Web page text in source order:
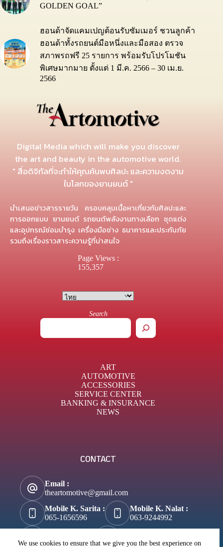
We use cookies to ensure that we give you the best experience on
GOLDEN GOAL”
ฮอนด้าจัดแคมเปญต้อนรับซัมเมอร์ ชวนลูกค้า
ฮอนด้าทั้งรถยนต์มือหนึ่งและมือสอง ตรวจ
สภาพรถฟรี 25 รายการ พร้อมรับโปรโมชัน
พิเศษมากมาย ตั้งแต่ 1 มี.ค. 2566 – 30 เม.ย.
2566
Digital Media which will make you discover
the art and beauty in the automotive world.
" สื่อดิจิทัลที่จะทำให้คุณค้นพบศิลปะ และความงดงาม
ในโลกของยานยนต์ "
นำเสนอข่าวสารรายวัน ครอบคลุมเนื้อหาเกี่ยวกับศิลปะและ
การออกแบบ ยานยนต์ รถยนต์พลังงานทางเลือก ชุดแต่ง
และอุปกรณ์ซ่อมบำรุง เครื่องมือช่าง ธนาคารและประกันภัย
รวมถึงเรื่องราวสาระความรู้ที่น่าสนใจ
Page Views :
155,357
Search
ART
AUTOMOTIVE
ACCESSORIES
SERVICE CENTER
BANKING & INSURANCE
NEWS
CONTACT
Email :
theartomotive@gmail.com
Mobile K. Sarita :
065-1656596
Mobile K. Nalat :
063-9244992
@theartomotive
Biztosuccess.com